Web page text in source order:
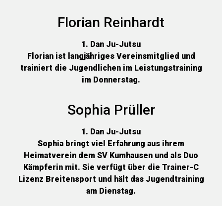
Florian Reinhardt
1. Dan Ju-Jutsu
Florian ist langjähriges Vereinsmitglied und
trainiert die Jugendlichen im Leistungstraining
im Donnerstag.
Sophia Prüller
1. Dan Ju-Jutsu
Sophia bringt viel Erfahrung aus ihrem
Heimatverein dem SV Kumhausen und als Duo
Kämpferin mit. Sie verfügt über die Trainer-C
Lizenz Breitensport und hält das Jugendtraining
am Dienstag.